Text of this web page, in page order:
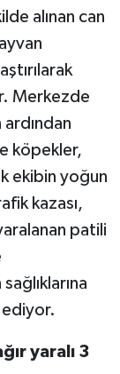
alınan can
Merkezde
köpekler,
ekibin yoğun
kazası,
patili
ediyor.
yaralı 3